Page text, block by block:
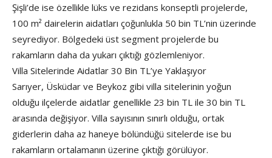
Şişli’de ise özellikle lüks ve rezidans konseptli projelerde,
100 m² dairelerin aidatları çoğunlukla 50 bin TL’nin üzerinde
seyrediyor. Bölgedeki üst segment projelerde bu
rakamların daha da yukarı çıktığı gözlemleniyor.
Villa Sitelerinde Aidatlar 30 Bin TL’ye Yaklaşıyor
Sarıyer, Üsküdar ve Beykoz gibi villa sitelerinin yoğun
olduğu ilçelerde aidatlar genellikle 23 bin TL ile 30 bin TL
arasında değişiyor. Villa sayısının sınırlı olduğu, ortak
giderlerin daha az haneye bölündüğü sitelerde ise bu
rakamların ortalamanın üzerine çıktığı görülüyor.